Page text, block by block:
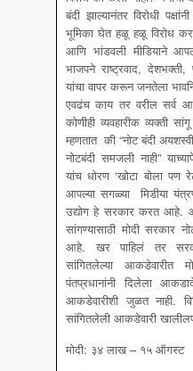
बंदी झाल्यानंतर विरोधी
भूमिका घेत हळू हळू विरोध
आणि भांडवली मीडियाने
भाजपने राष्ट्रवाद,
यांचा वापर करून जनतेला
एवढंच काय तर वरील सर्व
कोणीही व्यवहारीक
म्हणतात की “नोट बंदी
नोटबंदी समजली नाही”
यांच धोरण ‘खोटा बोला पण
आपल्या सगळ्या मिडीया
उद्योग हे सरकार करत आहे.
सांगण्यासाठी मोदी सरकार
आहे. खर पाहिलं तर
सांगितलेल्या आकडेवारीत
पंतप्रधानांनी दिलेला
आकडेवारीशी जुळत नाही.
सांगितलेली आकडेवारी
मोदी: ३४ लाख – १५ ऑगस्ट